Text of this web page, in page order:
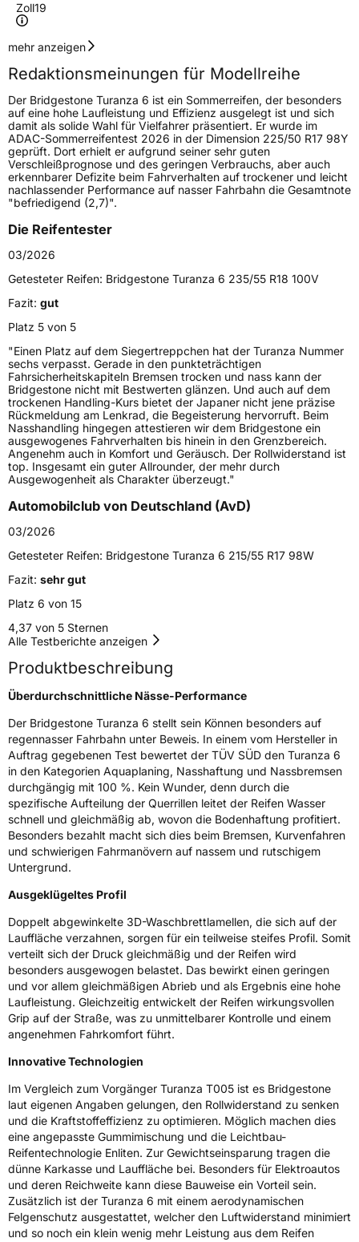
Zoll19
Geschwindigkeitsindex
Höchstgeschwindigkeit
300 km/h
Lastindex102
Höchstlast850 kg
Gewicht (in kg)11,203 kg
Generelle Merkmale
FahrzeugtypPKW
Verwendung
ModellnameTuranza 6
Fahrzeugart
Weitere Eigenschaften
SchlauchtypTL
ZustandNeureifen
VerstärktXL
FelgenschutzFP
Elektro
EU Label
EffizienzB
Nasshaftung
Rollgeräusch (Klasse)B
Rollgeräusch (dB)70
FahrzeugklasseC1
3PMSF / Schneeflockensymbol / Alpine-SymbolNein
EPREL ID 502276
Allgemeine Produktsicherheit (GPSR)
Herstellerkontakt BRIDGESTONE EU NV/SA, Via del Fosso del
Salceto 13/15 00128 Rome Italien,
market.surveillance@bridgestone.eu
mehr anzeigen
Redaktionsmeinungen für Modellreihe
Der Bridgestone Turanza 6 ist ein Sommerreifen, der besonders
auf eine hohe Laufleistung und Effizienz ausgelegt ist und sich
damit als solide Wahl für Vielfahrer präsentiert. Er wurde im
ADAC-Sommerreifentest 2026 in der Dimension 225/50 R17 98Y
geprüft. Dort erhielt er aufgrund seiner sehr guten
Verschleißprognose und des geringen Verbrauchs, aber auch
erkennbarer Defizite beim Fahrverhalten auf trockener und leicht
nachlassender Performance auf nasser Fahrbahn die Gesamtnote
"befriedigend (2,7)".
Die Reifentester
03/2026
Getesteter Reifen: Bridgestone Turanza 6 235/55 R18 100V
Fazit: gut
Platz 5 von 5
"Einen Platz auf dem Siegertreppchen hat der Turanza Nummer
sechs verpasst. Gerade in den punkteträchtigen
Fahrsicherheitskapiteln Bremsen trocken und nass kann der
Bridgestone nicht mit Bestwerten glänzen. Und auch auf dem
trockenen Handling-Kurs bietet der Japaner nicht jene präzise
Rückmeldung am Lenkrad, die Begeisterung hervorruft. Beim
Nasshandling hingegen attestieren wir dem Bridgestone ein
ausgewogenes Fahrverhalten bis hinein in den Grenzbereich.
Angenehm auch in Komfort und Geräusch. Der Rollwiderstand ist
top. Insgesamt ein guter Allrounder, der mehr durch
Ausgewogenheit als Charakter überzeugt."
Automobilclub von Deutschland (AvD)
03/2026
Getesteter Reifen: Bridgestone Turanza 6 215/55 R17 98W
Fazit: sehr gut
Platz 6 von 15
4,37 von 5 Sternen
Alle Testberichte anzeigen
Produktbeschreibung
Überdurchschnittliche Nässe-Performance
Der Bridgestone Turanza 6 stellt sein Können besonders auf
regennasser Fahrbahn unter Beweis. In einem vom Hersteller in
Auftrag gegebenen Test bewertet der TÜV SÜD den Turanza 6
in den Kategorien Aquaplaning, Nasshaftung und Nassbremsen
durchgängig mit 100 %. Kein Wunder, denn durch die
spezifische Aufteilung der Querrillen leitet der Reifen Wasser
schnell und gleichmäßig ab, wovon die Bodenhaftung profitiert.
Besonders bezahlt macht sich dies beim Bremsen, Kurvenfahren
und schwierigen Fahrmanövern auf nassem und rutschigem
Untergrund.
Ausgeklügeltes Profil
Doppelt abgewinkelte 3D-Waschbrettlamellen, die sich auf der
Lauffläche verzahnen, sorgen für ein teilweise steifes Profil. Somit
verteilt sich der Druck gleichmäßig und der Reifen wird
besonders ausgewogen belastet. Das bewirkt einen geringen
und vor allem gleichmäßigen Abrieb und als Ergebnis eine hohe
Laufleistung. Gleichzeitig entwickelt der Reifen wirkungsvollen
Grip auf der Straße, was zu unmittelbarer Kontrolle und einem
angenehmen Fahrkomfort führt.
Innovative Technologien
Im Vergleich zum Vorgänger Turanza T005 ist es Bridgestone
laut eigenen Angaben gelungen, den Rollwiderstand zu senken
und die Kraftstoffeffizienz zu optimieren. Möglich machen dies
eine angepasste Gummimischung und die Leichtbau-
Reifentechnologie Enliten. Zur Gewichtseinsparung tragen die
dünne Karkasse und Lauffläche bei. Besonders für Elektroautos
und deren Reichweite kann diese Bauweise ein Vorteil sein.
Zusätzlich ist der Turanza 6 mit einem aerodynamischen
Felgenschutz ausgestattet, welcher den Luftwiderstand minimiert
und so noch ein klein wenig mehr Leistung aus dem Reifen